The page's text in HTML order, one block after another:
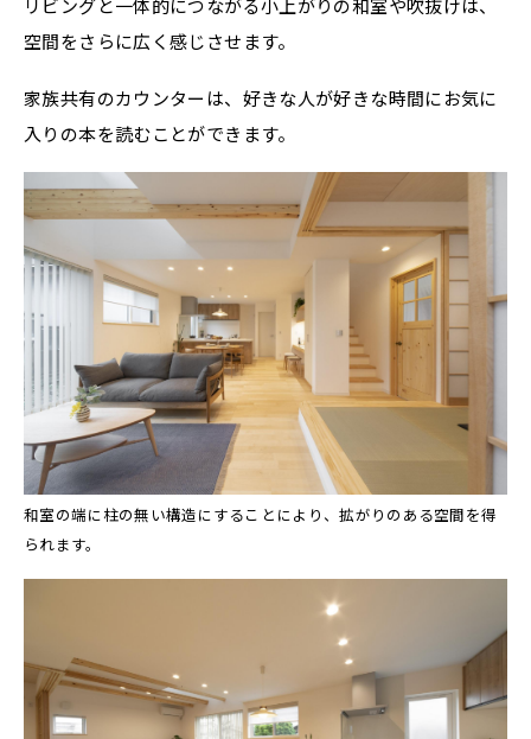
リビングと一体的につながる小上がりの和室や吹抜けは、
空間をさらに広く感じさせます。
家族共有のカウンターは、好きな人が好きな時間にお気に
入りの本を読むことができます。
和室の端に柱の無い構造にすることにより、拡がりのある空間を得
られます。